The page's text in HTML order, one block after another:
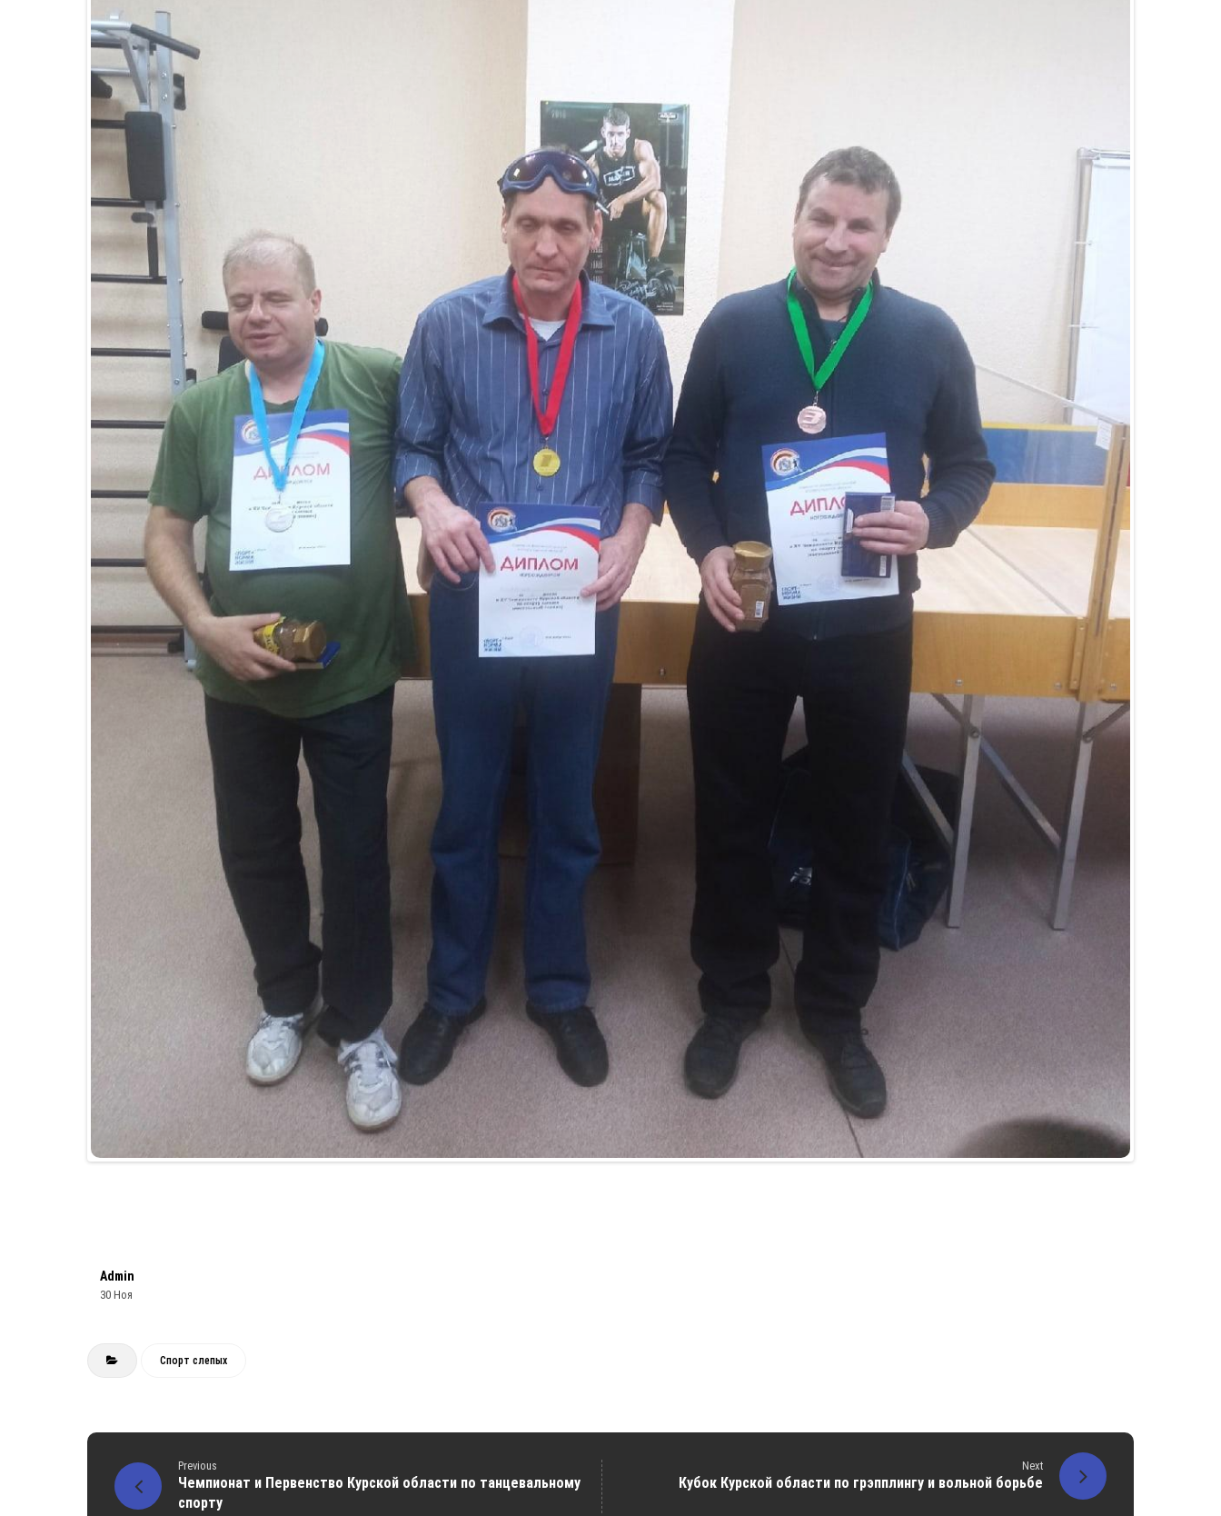
Admin
30 Ноя
Спорт слепых
Previous
Чемпионат и Первенство Курской области по танцевальному
спорту
Next
Кубок Курской области по грэпплингу и вольной борьбе